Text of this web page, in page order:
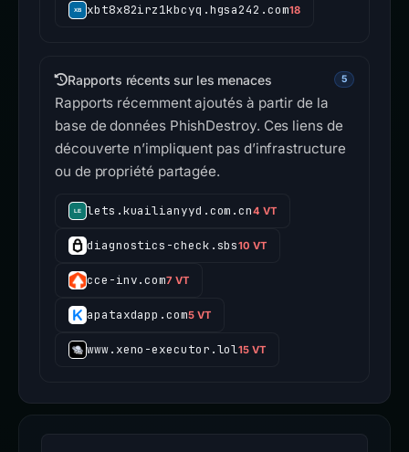
xbt8x82irz1kbcyq.hgsa242.com18
Rapports récents sur les menaces 5
Rapports récemment ajoutés à partir de la
base de données PhishDestroy. Ces liens de
découverte n’impliquent pas d’infrastructure
ou de propriété partagée.
lets.kuailianyyd.com.cn4 VT
diagnostics-check.sbs10 VT
cce-inv.com7 VT
apataxdapp.com5 VT
www.xeno-executor.lol15 VT